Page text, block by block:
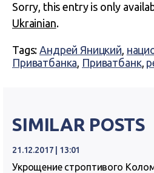
Sorry, this entry is only
Ukrainian.
Tags:Андрей Яницкий,
Приватбанка, Приватбанк,
SIMILAR POSTS
21.12.2017 | 13:01
Укрощение строптивого